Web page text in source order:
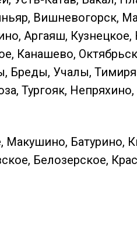
Вишневогорск,
Аргаяш, Кузнецкое,
Канашево,
Бреды, Учалы,
Тургояк,
Макушино, Батурино,
Белозерское,